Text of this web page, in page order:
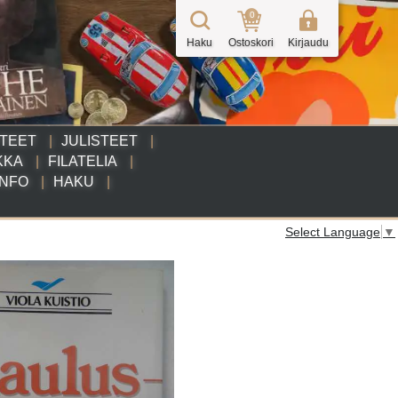
JULISTEET
FILATELIA
HAKU
Haku
0
Ostoskori Kirjaudu
Select Language ▼